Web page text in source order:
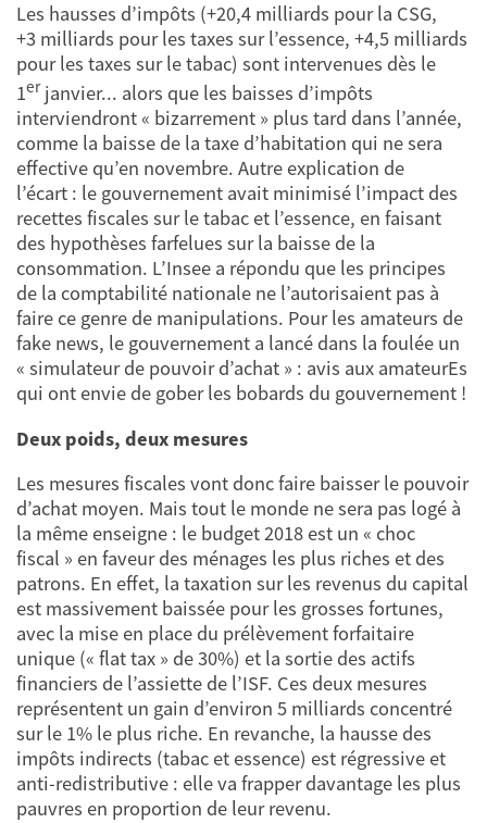
Les hausses d’impôts (+20,4 milliards pour la CSG,
+3 milliards pour les taxes sur l’essence, +4,5 milliards
pour les taxes sur le tabac) sont intervenues dès le
1erjanvier... alors que les baisses d’impôts
interviendront « bizarrement » plus tard dans l’année,
comme la baisse de la taxe d’habitation qui ne sera
effective qu’en novembre. Autre explication de
l’écart : le gouvernement avait minimisé l’impact des
recettes fiscales sur le tabac et l’essence, en faisant
des hypothèses farfelues sur la baisse de la
consommation. L’Insee a répondu que les principes
de la comptabilité nationale ne l’autorisaient pas à
faire ce genre de manipulations. Pour les amateurs de
fake news, le gouvernement a lancé dans la foulée un
« simulateur de pouvoir d’achat » : avis aux amateurEs
qui ont envie de gober les bobards du gouvernement !
Deux poids, deux mesures
Les mesures fiscales vont donc faire baisser le pouvoir
d’achat moyen. Mais tout le monde ne sera pas logé à
la même enseigne : le budget 2018 est un « choc
fiscal » en faveur des ménages les plus riches et des
patrons. En effet, la taxation sur les revenus du capital
est massivement baissée pour les grosses fortunes,
avec la mise en place du prélèvement forfaitaire
unique (« flat tax » de 30%) et la sortie des actifs
financiers de l’assiette de l’ISF. Ces deux mesures
représentent un gain d’environ 5 milliards concentré
sur le 1% le plus riche. En revanche, la hausse des
impôts indirects (tabac et essence) est régressive et
anti-redistributive : elle va frapper davantage les plus
pauvres en proportion de leur revenu.